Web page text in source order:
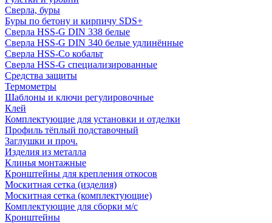
Сверла, буры
Буры по бетону и кирпичу SDS+
Сверла HSS-G DIN 338 белые
Сверла HSS-G DIN 340 белые удлинённые
Сверла HSS-Co кобальт
Сверла HSS-G специализированные
Средства защиты
Термометры
Шаблоны и ключи регулировочные
Клей
Комплектующие для установки и отделки
Профиль тёплый подставочный
Заглушки и проч.
Изделия из металла
Клинья монтажные
Кронштейны для крепления откосов
Москитная сетка (изделия)
Москитная сетка (комплектующие)
Комплектующие для сборки м/с
Кронштейны